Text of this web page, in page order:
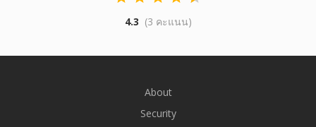
4.3 (3 คะแนน)
About
Security